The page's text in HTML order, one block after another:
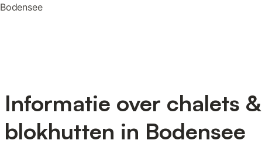
Bodensee
Informatie over chalets &
blokhutten in Bodensee